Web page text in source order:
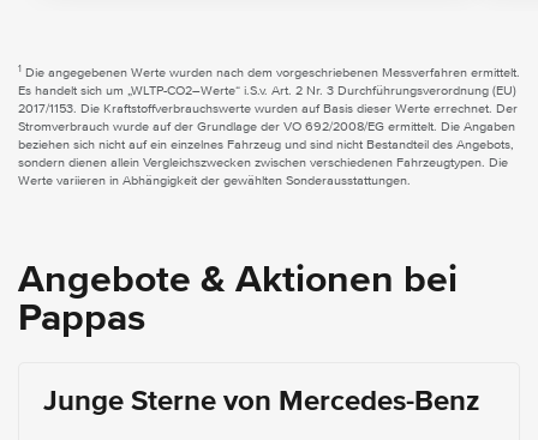
1
Die angegebenen Werte wurden nach dem vorgeschriebenen Messverfahren ermittelt.
Es handelt sich um „WLTP-CO2–Werte“ i.S.v. Art. 2 Nr. 3 Durchführungsverordnung (EU)
2017/1153. Die Kraftstoffverbrauchswerte wurden auf Basis dieser Werte errechnet. Der
Stromverbrauch wurde auf der Grundlage der VO 692/2008/EG ermittelt. Die Angaben
beziehen sich nicht auf ein einzelnes Fahrzeug und sind nicht Bestandteil des Angebots,
sondern dienen allein Vergleichszwecken zwischen verschiedenen Fahrzeugtypen. Die
Werte variieren in Abhängigkeit der gewählten Sonderausstattungen.
Angebote & Aktionen bei
Pappas
Junge Sterne von Mercedes-Benz